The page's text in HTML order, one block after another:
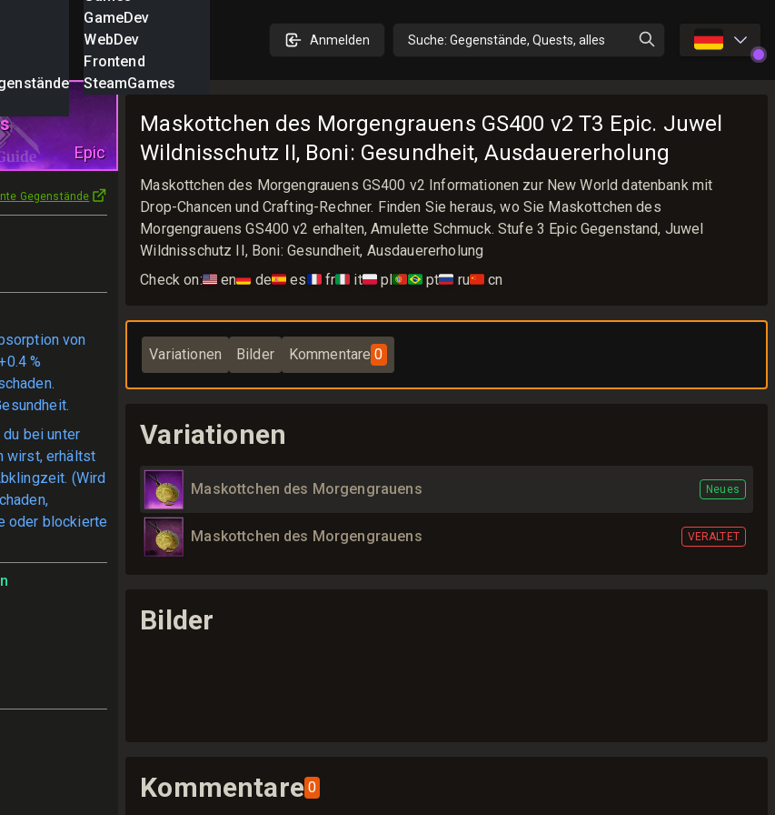
GameDev
WebDev
Frontend
SteamGames
Anmelden Suche: Gegenstände, Quests, alles 🇩🇪
Epic
Gegenstände
von
%
du bei unter
wirst, erhältst
(Wird
oder blockierte
Maskottchen des Morgengrauens GS400 v2 T3 Epic. Juwel
Wildnisschutz II, Boni: Gesundheit, Ausdauererholung
Maskottchen des Morgengrauens GS400 v2 Informationen zur New World datenbank mit
Drop-Chancen und Crafting-Rechner. Finden Sie heraus, wo Sie Maskottchen des
Morgengrauens GS400 v2 erhalten, Amulette Schmuck. Stufe 3 Epic Gegenstand, Juwel
Wildnisschutz II, Boni: Gesundheit, Ausdauererholung
Check on:🇺🇸 en🇩🇪 de🇪🇸 es🇫🇷 fr🇮🇹 it🇵🇱 pl🇵🇹🇧🇷 pt🇷🇺 ru🇨🇳 cn
Variationen Bilder Kommentare 0
Variationen
Maskottchen des Morgengrauens Neues
Maskottchen des Morgengrauens VERALTET
Bilder
Kommentare 0